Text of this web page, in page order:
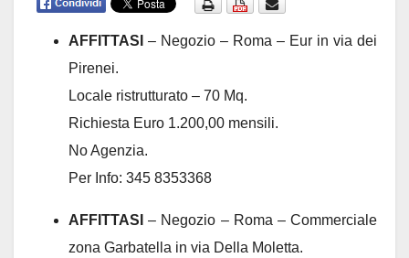
AFFITTASI – Negozio – Roma – Eur in via dei
Pirenei.
Locale ristrutturato – 70 Mq.
Richiesta Euro 1.200,00 mensili.
No Agenzia.
Per Info: 345 8353368
AFFITTASI – Negozio – Roma – Commerciale
zona Garbatella in via Della Moletta.